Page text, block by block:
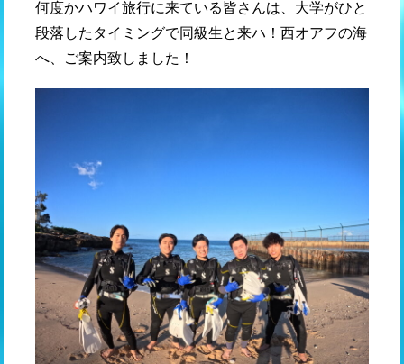
何度かハワイ旅行に来ている皆さんは、大学がひと
段落したタイミングで同級生と来ハ！西オアフの海
へ、ご案内致しました！